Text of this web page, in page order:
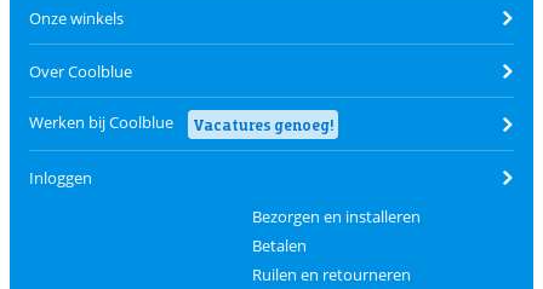
Onze winkels
Over Coolblue
Werken bij Coolblue Vacatures genoeg!
Inloggen
Bezorgen en installeren
Betalen
Ruilen en retourneren